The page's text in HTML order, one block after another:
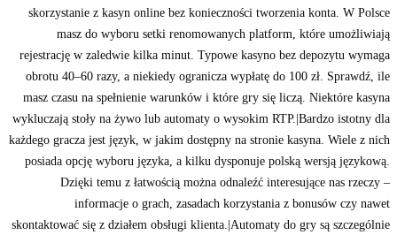
skorzystanie z kasyn online bez konieczności tworzenia konta. W Polsce
masz do wyboru setki renomowanych platform, które umożliwiają
rejestrację w zaledwie kilka minut. Typowe kasyno bez depozytu wymaga
obrotu 40–60 razy, a niekiedy ogranicza wypłatę do 100 zł. Sprawdź, ile
masz czasu na spełnienie warunków i które gry się liczą. Niektóre kasyna
wykluczają stoły na żywo lub automaty o wysokim RTP.|Bardzo istotny dla
każdego gracza jest język, w jakim dostępny na stronie kasyna. Wiele z nich
posiada opcję wyboru języka, a kilku dysponuje polską wersją językową.
Dzięki temu z łatwością można odnaleźć interesujące nas rzeczy –
informacje o grach, zasadach korzystania z bonusów czy nawet
skontaktować się z działem obsługi klienta.|Automaty do gry są szczególnie